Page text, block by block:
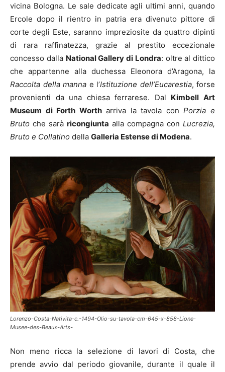
vicina Bologna. Le sale dedicate agli ultimi anni, quando
Ercole dopo il rientro in patria era divenuto pittore di
corte degli Este, saranno impreziosite da quattro dipinti
di rara raffinatezza, grazie al prestito eccezionale
concesso dalla National Gallery di Londra: oltre al dittico
che appartenne alla duchessa Eleonora d’Aragona, la
Raccolta della manna e l’Istituzione dell’Eucarestia, forse
provenienti da una chiesa ferrarese. Dal Kimbell Art
Museum di Forth Wortharriva la tavola conPorzia e
Bruto che sarà ricongiunta alla compagna con Lucrezia,
Bruto e Collatino della Galleria Estense di Modena.
Lorenzo-Costa-Nativita-c.-1494-Olio-su-tavola-cm-645-x-858-Lione-
Musee-des-Beaux-Arts-
Non meno ricca la selezione di lavori di Costa, che
prende avvio dal periodo giovanile, durante il quale il